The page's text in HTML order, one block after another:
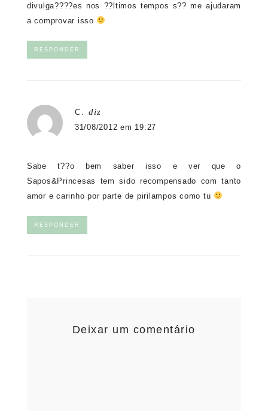
divulga????es nos ??ltimos tempos s?? me ajudaram
a comprovar isso
RESPONDER
C. diz
31/08/2012 em 19:27
Sabe t??o bem saber isso e ver que o
Sapos&Princesas tem sido recompensado com tanto
amor e carinho por parte de pirilampos como tu
RESPONDER
Deixar um comentário